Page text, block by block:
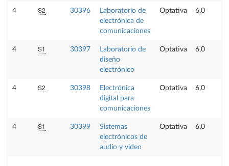
4 S2 30396
Laboratorio de
electrónica de
comunicaciones
Optativa 6,0
4 S1 30397
Laboratorio de
diseño
electrónico
Optativa 6,0
4 S2 30398
Electrónica
digital para
comunicaciones
Optativa 6,0
4 S1 30399
Sistemas
electrónicos de
audio y video
Optativa 6,0